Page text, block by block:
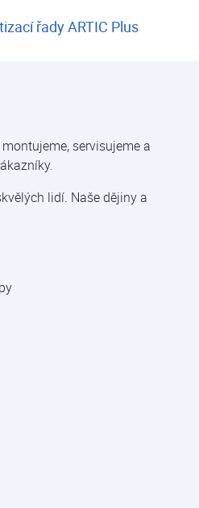
řady ARTIC Plus
servisujeme a
lidí. Naše dějiny a